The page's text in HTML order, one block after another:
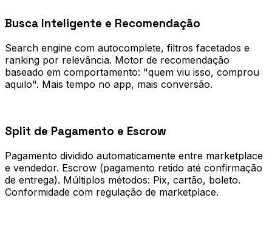
Busca Inteligente e Recomendação
Search engine com autocomplete, filtros facetados e
ranking por relevância. Motor de recomendação
baseado em comportamento: "quem viu isso, comprou
aquilo". Mais tempo no app, mais conversão.
Split de Pagamento e Escrow
Pagamento dividido automaticamente entre marketplace
e vendedor. Escrow (pagamento retido até confirmação
de entrega). Múltiplos métodos: Pix, cartão, boleto.
Conformidade com regulação de marketplace.